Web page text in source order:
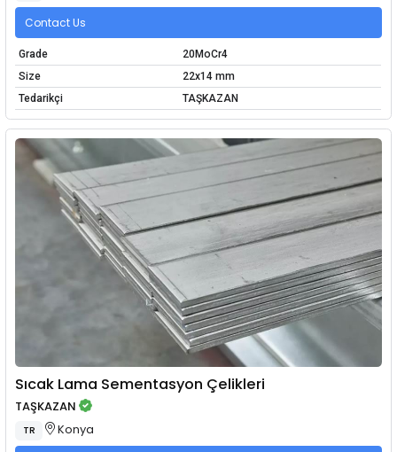
Contact Us
Grade
20MoCr4
Size
22x14 mm
Tedarikçi
TAŞKAZAN
Sıcak Lama Sementasyon Çelikleri
TAŞKAZAN
TR Konya